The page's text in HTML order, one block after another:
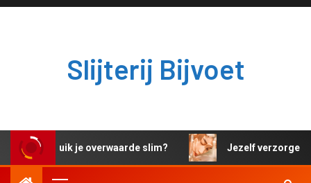
Slijterij Bijvoet
Hoe gebruik je overwaarde slim? Jezelf verzorgen